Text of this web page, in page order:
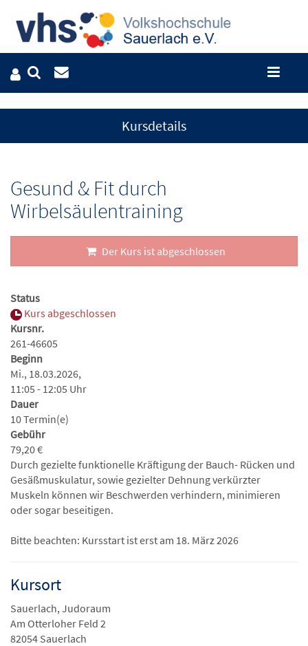
Kursdetails
Gesund & Fit durch
Wirbelsäulentraining
Der Kurs ist abgeschlossen
Status
Kurs abgeschlossen
Kursnr.
261-46605
Beginn
Mi., 18.03.2026,
11:05 - 12:05 Uhr
Dauer
10 Termin(e)
Gebühr
79,20 €
Durch gezielte funktionelle Kräftigung der Bauch- Rücken und
Gesäßmuskulatur, sowie gezielter Dehnung verkürzter
Muskeln können wir Beschwerden verhindern, minimieren
oder sogar beseitigen.
Bitte beachten: Kursstart ist erst am 18. März 2026
Kursort
Sauerlach, Judoraum
Am Otterloher Feld 2
82054 Sauerlach